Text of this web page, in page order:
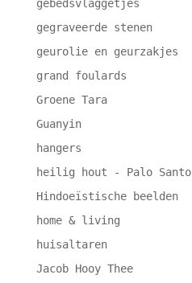
gebedsvlaggetjes
gegraveerde stenen
geurolie en geurzakjes
grand foulards
Groene Tara
Guanyin
hangers
heilig hout - Palo Santo
Hindoeïstische beelden
home & living
huisaltaren
Jacob Hooy Thee